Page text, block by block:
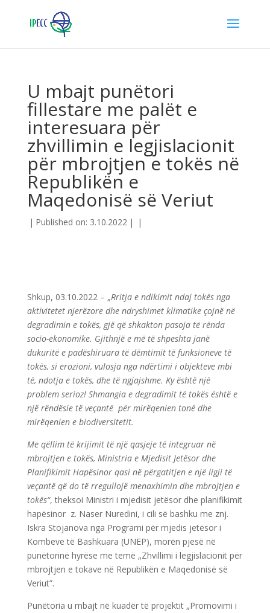
U mbajt punëtori
fillestare me palët e
interesuara për
zhvillimin e legjislacionit
për mbrojtjen e tokës në
Republikën e
Maqedonisë së Veriut
| Published on: 3.10.2022 | |
Shkup, 03.10.2022 – „Rritja e ndikimit ndaj tokës nga
aktivitetet njerëzore dhe ndryshimet klimatike çojnë në
degradimin e tokës, gjë që shkakton pasoja të rënda
socio-ekonomike. Gjithnjë e më të shpeshta janë
dukuritë e padëshiruara të dëmtimit të funksioneve të
tokës, si erozioni, vulosja nga ndërtimi i objekteve mbi
të, ndotja e tokës, dhe të ngjajshme. Ky është një
problem serioz! Shmangia e degradimit të tokës është e
një rëndësie të veçantë për mirëqenien tonë dhe
mirëqenien e biodiversitetit.
Me qëllim të krijimit të një qasjeje të integruar në
mbrojtjen e tokës, Ministria e Mjedisit Jetësor dhe
Planifikimit Hapësinor qasi në përgatitjen e një ligji të
veçantë që do të rregullojë menaxhimin dhe mbrojtjen e
tokës“, theksoi Ministri i mjedisit jetësor dhe planifikimit
hapësinor z. Naser Nuredini, i cili së bashku me znj.
Iskra Stojanova nga Programi për mjedis jetësor i
Kombeve të Bashkuara (UNEP), morën pjesë në
punëtorinë hyrëse me temë „Zhvillimi i legjislacionit për
mbrojtjen e tokave në Republikën e Maqedonisë së
Veriut”.
Punëtoria u mbajt në kuadër të projektit „Promovimi i